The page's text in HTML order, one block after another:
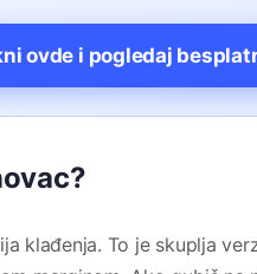
ovde i pogledaj
klađenja. To je skuplja